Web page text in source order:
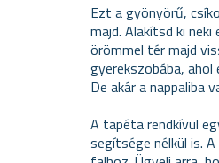
Ezt a gyönyörű,
majd. Alakítsd ki
örömmel tér majd
gyerekszobába,
De akár a nappaliba
A tapéta rendkívül
segítsége nélkül is.